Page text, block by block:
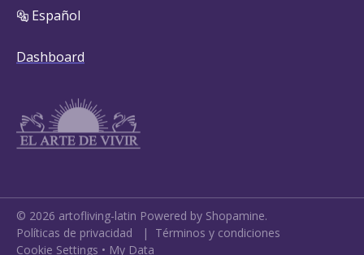
Español
Dashboard
© 2026 artofliving-latin Powered by Shopamine.
Políticas de privacidad | Términos y condiciones
Cookie Settings • My Data